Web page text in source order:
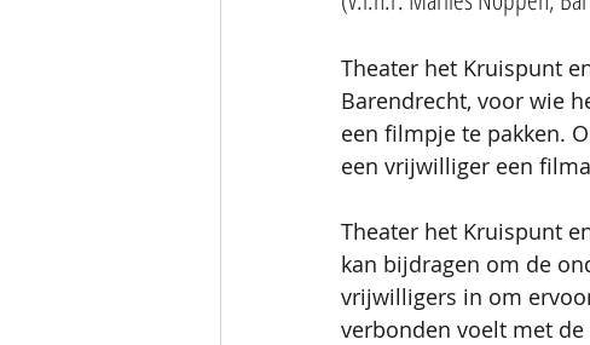
Theater het Kruispunt
Barendrecht, voor wie
een filmpje te pakken.
een vrijwilliger een
Theater het Kruispunt
kan bijdragen om de
vrijwilligers in om
verbonden voelt met